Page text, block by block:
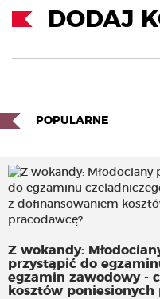
DODAJ
POPULARNE
Z wokandy:
przystąpić do
egzamin zawodowy -
kosztów poniesionych